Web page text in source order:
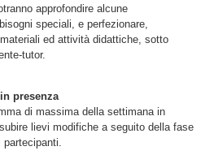
approfondire alcune
speciali, e perfezionare,
ed attività didattiche, sotto
tutor.
presenza
di massima della settimana in
lievi modifiche a seguito della fase